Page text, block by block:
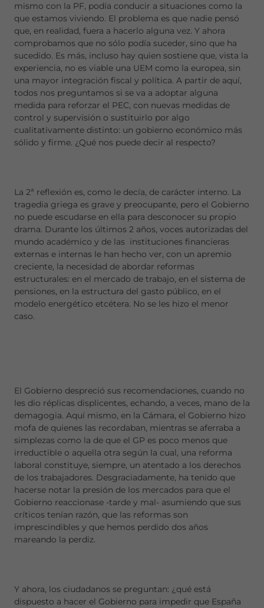
mismo con la PF, podía conducir a situaciones como la
que estamos viviendo. El problema es que nadie pensó
que, en realidad, fuera a hacerlo alguna vez. Y ahora
comprobamos que no sólo podía suceder, sino que ha
sucedido. Es más, incluso hay quien sostiene que, vista la
experiencia, no es viable una UEM como la europea, sin
una mayor integración fiscal y política. A partir de aquí,
todos nos preguntamos si se va a adoptar alguna
medida para reforzar el PEC, con nuevas medidas de
control y supervisión o sustituirlo por algo
cualitativamente distinto: un gobierno económico más
sólido y firme. ¿Qué nos puede decir al respecto?
La 2ª reflexión es, como le decía, de carácter interno. La
tragedia griega es grave y preocupante, pero el Gobierno
no puede escudarse en ella para desconocer su propio
drama. Durante los últimos 2 años, voces autorizadas del
mundo académico y de las instituciones financieras
externas e internas le han hecho ver, con un apremio
creciente, la necesidad de abordar reformas
estructurales: en el mercado de trabajo, en el sistema de
pensiones, en la estructura del gasto público, en el
modelo energético etcétera. No se les hizo el menor
caso.
El Gobierno despreció sus recomendaciones, cuando no
les dio réplicas displicentes, echando, a veces, mano de la
demagogia. Aquí mismo, en la Cámara, el Gobierno hizo
mofa de quienes las recordaban, mientras se aferraba a
simplezas como la de que el GP es poco menos que
irreductible o aquella otra según la cual, una reforma
laboral constituye, siempre, un atentado a los derechos
de los trabajadores. Desgraciadamente, ha tenido que
hacerse notar la presión de los mercados para que el
Gobierno reaccionase -tarde y mal- asumiendo que sus
críticos tenían razón, que las reformas son
imprescindibles y que hemos perdido dos años
mareando la perdiz.
Y ahora, los ciudadanos se preguntan: ¿qué está
dispuesto a hacer el Gobierno para impedir que España